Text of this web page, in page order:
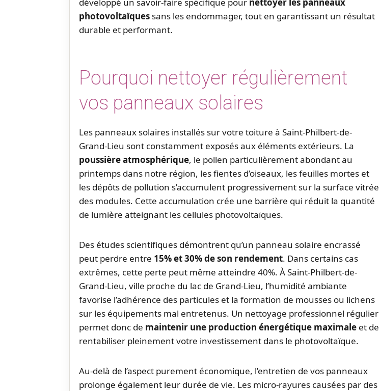
photovoltaïques sans les endommager, tout en garantissant un résultat
durable et performant.
Pourquoi nettoyer régulièrement
vos panneaux solaires
Les panneaux solaires installés sur votre toiture à Saint-Philbert-de-
Grand-Lieu sont constamment exposés aux éléments extérieurs. La
poussière atmosphérique, le pollen particulièrement abondant au
printemps dans notre région, les fientes d’oiseaux, les feuilles mortes et
les dépôts de pollution s’accumulent progressivement sur la surface vitrée
des modules. Cette accumulation crée une barrière qui réduit la quantité
de lumière atteignant les cellules photovoltaïques.
Des études scientifiques démontrent qu’un panneau solaire encrassé
peut perdre entre 15% et 30% de son rendement. Dans certains cas
extrêmes, cette perte peut même atteindre 40%. À Saint-Philbert-de-
Grand-Lieu, ville proche du lac de Grand-Lieu, l’humidité ambiante
favorise l’adhérence des particules et la formation de mousses ou lichens
sur les équipements mal entretenus. Un nettoyage professionnel régulier
permet donc de maintenir une production énergétique maximale et de
rentabiliser pleinement votre investissement dans le photovoltaïque.
Au-delà de l’aspect purement économique, l’entretien de vos panneaux
prolonge également leur durée de vie. Les micro-rayures causées par des